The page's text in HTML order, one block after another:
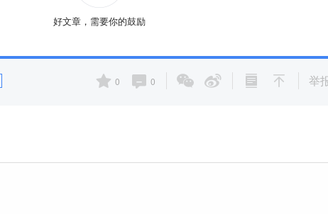
好文章，需要你的鼓励
0 0 举